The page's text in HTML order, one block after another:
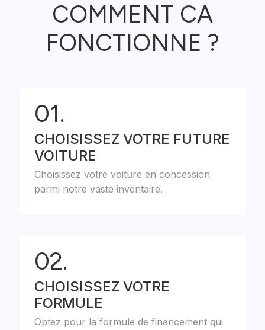
COMMENT CA
FONCTIONNE ?
01.
CHOISISSEZ VOTRE FUTURE
VOITURE
Choisissez votre voiture en concession
parmi notre vaste inventaire.
02.
CHOISISSEZ VOTRE
FORMULE
Optez pour la formule de financement qui